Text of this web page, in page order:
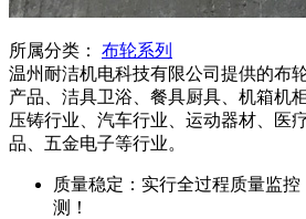
所属分类： 布轮系列
温州耐洁机电科技有限公司提供的布
产品、洁具卫浴、餐具厨具、机箱机
压铸行业、汽车行业、运动器材、医
品、五金电子等行业。
质量稳定：实行全过程质量监
测！